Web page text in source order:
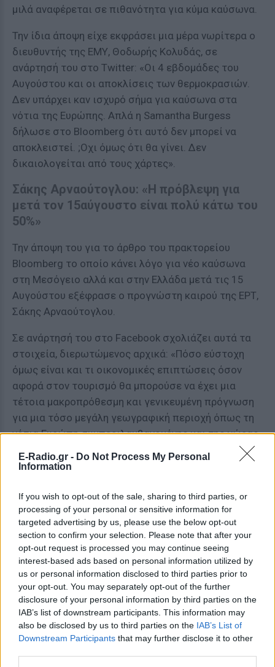
E-Radio.gr - Do Not Process My Personal
Information
If you wish to opt-out of the sale, sharing to third parties, or
processing of your personal or sensitive information for
targeted advertising by us, please use the below opt-out
section to confirm your selection. Please note that after your
opt-out request is processed you may continue seeing
interest-based ads based on personal information utilized by
us or personal information disclosed to third parties prior to
your opt-out. You may separately opt-out of the further
disclosure of your personal information by third parties on the
IAB’s list of downstream participants. This information may
also be disclosed by us to third parties on the IAB’s List of
Downstream Participants that may further disclose it to other
μιλά αναφέρεται σε πιθανότητα για κύμα καύσωνα.
Την ίδια άποψη είχε εκφράσει μια μέρα νωρίτερα ο
διευθυντής της ΕΜΥ, Θοδωρής Κολυδάς, σε
ανάρτησή του στο Twitter: «Οι 4 εβδομάδες του
Αυγούστου και οι αποκλίσεις των θερμοκρασιών.
Δεν υπάρχει καν ισχυρό σήμα για καύσωνα στα
νότια της Ευρώπης. Απλά η Samantha Burgess
δήλωσε στο Bloomberg ότι αυτό δεν μπορεί να
αποκλειστεί. ;Oχι όμως ότι θα γίνει. Δεν
δικαιολογείται από τους χάρτες».
Σάκης Αρναούτογλου: «Η πρόβλεψη για
μετά τον 15αύγουστο είναι πολύ κάτω του
50%»
Την άποψη του για το άρθρο του πρακτορείου
Bloomberg το οποίο κάνει λόγο για νέο καύσωνα
στη Μεσόγειο αλλά και στην Ελλάδα μετά τις 15
Αυγούστου εξέφρασε ο προγνώστη καιρού της ΕΡΤ,
Σάκης Αρναούτογλου.
Σε ανάρτησή του στο Facebook σχολιάζει αυτά τα
στοιχεία, διερωτώμενος αρχικά: «Πόσο εύστοχη
όμως είναι και τι οικονομικές επιπτώσεις όσον
αφορά στον τουρισμό θα μπορούσε να έχει μια
τέτοια μακροπρόθεσμη και γενικευμένη πρόγνωση
για μια τόσο μεγάλη γεωγραφική περιοχή όπως τη
νότια Ευρώπη συμπεριλαμβανομένης και της χώρας
μηνύματα-ερωτήματα όσον αφορά στο άρθρο του
Bloomberg στο οποίο γίνεται αναφορά για
επιστροφή του καύσωνα σε όλη τη Μεσόγειο και
στη χώρα μας μετά τις 15 Αυγούστου και «το οποίο
όπως είναι φυσικό αναδημοσιεύεται και από
ελληνικές ιστοσελίδες! Κατά την ταπεινή μου όμως
άποψη φυσικά και δεν χρειάζεται πανικός καθώς
μια τέτοια πρόγνωση έγινε όπως αναφέρεται και
στο άρθρο από συγκεκριμένους μετεωρολόγους
που συμμετείχαν σε έρευνα πάνω στο θέμα και όχι